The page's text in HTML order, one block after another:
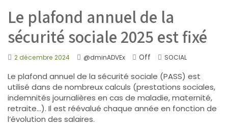
Le plafond annuel de la
sécurité sociale 2025 est fixé
2 décembre 2024 @dminADVEx Off SOCIAL
Le plafond annuel de la sécurité sociale (PASS) est
utilisé dans de nombreux calculs (prestations sociales,
indemnités journalières en cas de maladie, maternité,
retraite…). Il est réévalué chaque année en fonction de
l’évolution des salaires.